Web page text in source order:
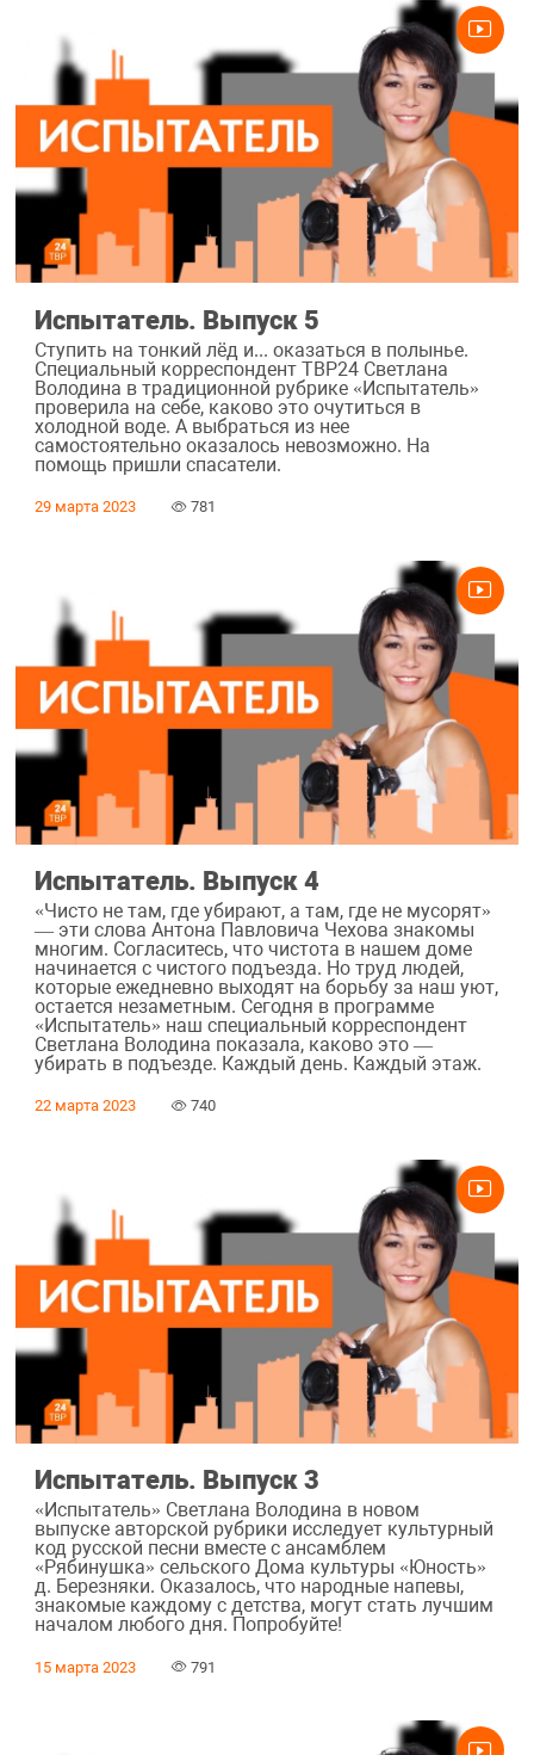
Испытатель. Выпуск 5
Ступить на тонкий лёд и... оказаться в полынье.
Специальный корреспондент ТВР24 Светлана
Володина в традиционной рубрике «Испытатель»
проверила на себе, каково это очутиться в
холодной воде. А выбраться из нее
самостоятельно оказалось невозможно. На
помощь пришли спасатели.
29 марта 2023 781
Испытатель. Выпуск 4
«Чисто не там, где убирают, а там, где не мусорят»
— эти слова Антона Павловича Чехова знакомы
многим. Согласитесь, что чистота в нашем доме
начинается с чистого подъезда. Но труд людей,
которые ежедневно выходят на борьбу за наш уют,
остается незаметным. Сегодня в программе
«Испытатель» наш специальный корреспондент
Светлана Володина показала, каково это —
убирать в подъезде. Каждый день. Каждый этаж.
22 марта 2023 740
Испытатель. Выпуск 3
«Испытатель» Светлана Володина в новом
выпуске авторской рубрики исследует культурный
код русской песни вместе с ансамблем
«Рябинушка» сельского Дома культуры «Юность»
д. Березняки. Оказалось, что народные напевы,
знакомые каждому с детства, могут стать лучшим
началом любого дня. Попробуйте!
15 марта 2023 791